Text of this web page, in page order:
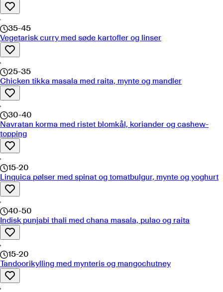
35-45
Vegetarisk curry med søde kartofler og linser
25-35
Chicken tikka masala med raita, mynte og mandler
30-40
Navratan korma med ristet blomkål, koriander og cashew-
topping
15-20
Linquica pølser med spinat og tomatbulgur, mynte og yoghurt
40-50
Indisk punjabi thali med chana masala, pulao og raita
15-20
Tandoorikylling med mynteris og mangochutney